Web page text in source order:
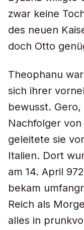
zwar keine
des neuen
doch Otto
Theophanu
sich ihrer
bewusst.
Nachfolger
geleitete sie
Italien. Dort
am 14. April
bekam
Reich als
alles in